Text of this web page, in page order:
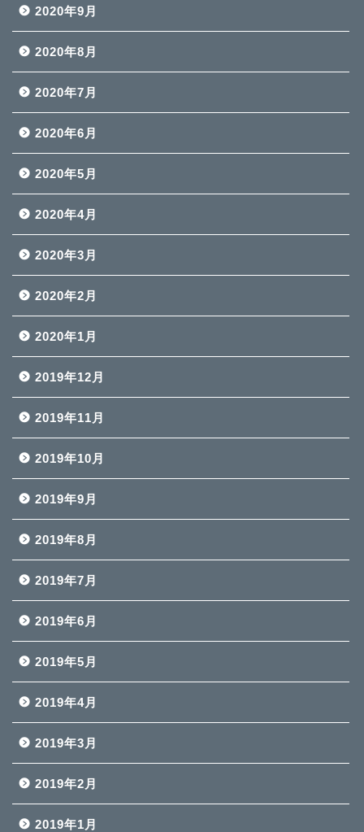
2020年9月
2020年8月
2020年7月
2020年6月
2020年5月
2020年4月
2020年3月
2020年2月
2020年1月
2019年12月
2019年11月
2019年10月
2019年9月
2019年8月
2019年7月
2019年6月
2019年5月
2019年4月
2019年3月
2019年2月
2019年1月